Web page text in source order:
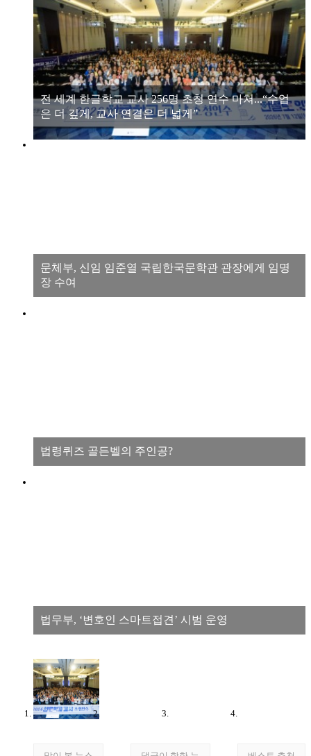
전 세계 한글학교 교사 256명 초청 연수 마쳐...“수업
은 더 깊게, 교사 연결은 더 넓게”
문체부, 신임 임준열 국립한국문학관 관장에게 임명
장 수여
법령퀴즈 골든벨의 주인공?
법무부, ‘변호인 스마트접견’ 시범 운영